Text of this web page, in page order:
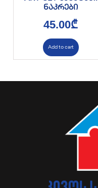
ნაკრები
45.00₾
Add to cart